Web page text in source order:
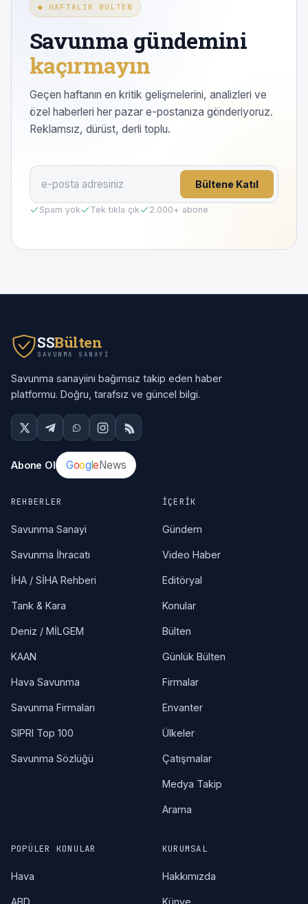
● HAFTALIK BÜLTEN
Savunma gündemini
kaçırmayın
Geçen haftanın en kritik gelişmelerini, analizleri ve
özel haberleri her pazar e-postanıza gönderiyoruz.
Reklamsız, dürüst, derli toplu.
Bültene Katıl
Spam yok Tek tıkla çık 2.000+ abone
SSBülten
SAVUNMA SANAYI
Savunma sanayiini bağımsız takip eden haber
platformu. Doğru, tarafsız ve güncel bilgi.
Abone Ol Google News
REHBERLER
Savunma Sanayi
Savunma İhracatı
İHA / SİHA Rehberi
Tank & Kara
Deniz / MİLGEM
KAAN
Hava Savunma
Savunma Firmaları
SIPRI Top 100
Savunma Sözlüğü
İÇERIK
Gündem
Video Haber
Editöryal
Konular
Bülten
Günlük Bülten
Firmalar
Envanter
Ülkeler
Çatışmalar
Medya Takip
Arama
POPÜLER KONULAR
Hava
KURUMSAL
Hakkımızda